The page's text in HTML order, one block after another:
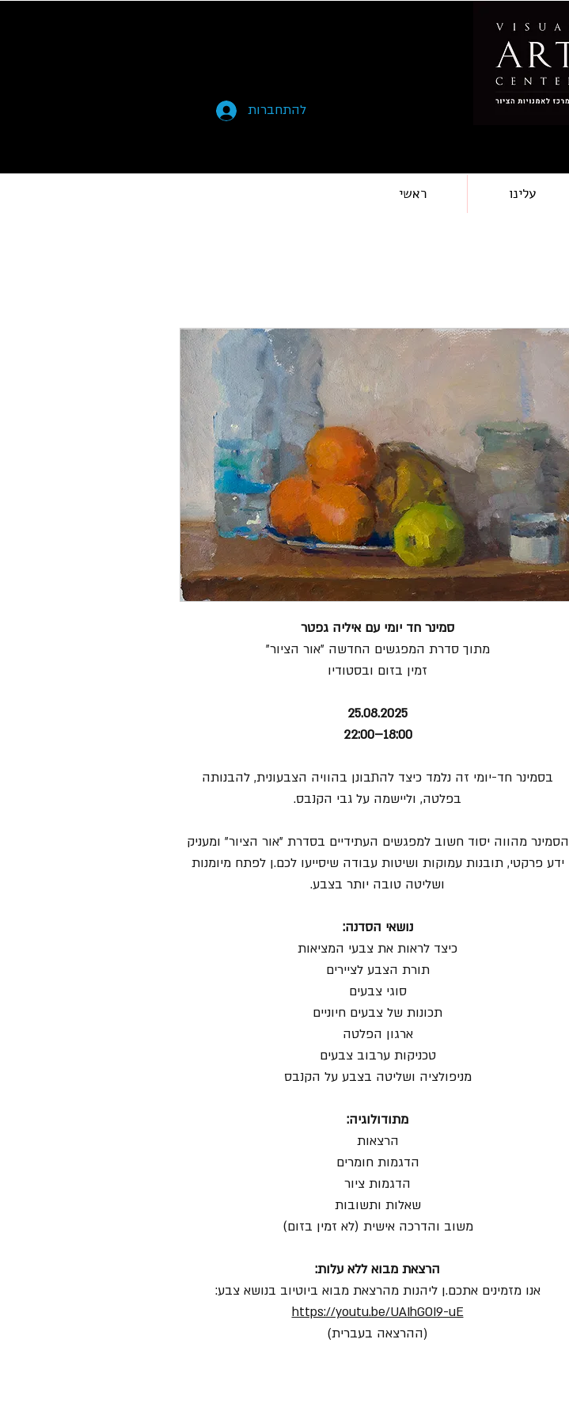
להתחברות
סמינר חד יומי עם איליה גפטר
מתוך סדרת המפגשים החדשה "אור הציור"
זמין בזום ובסטודיו
25.08.2025
18:00–22:00
בסמינר חד-יומי זה נלמד כיצד להתבונן בהוויה הצבעונית, להבנותה
בפלטה, וליישמה על גבי הקנבס.
הסמינר מהווה יסוד חשוב למפגשים העתידיים בסדרת "אור הציור" ומעניק
ידע פרקטי, תובנות עמוקות ושיטות עבודה שיסייעו לכם.ן לפתח מיומנות
ושליטה טובה יותר בצבע.
נושאי הסדנה:
כיצד לראות את צבעי המציאות
תורת הצבע לציירים
סוגי צבעים
תכונות של צבעים חיוניים
ארגון הפלטה
טכניקות ערבוב צבעים
מניפולציה ושליטה בצבע על הקנבס
מתודולוגיה:
הרצאות
הדגמות חומרים
הדגמות ציור
שאלות ותשובות
משוב והדרכה אישית (לא זמין בזום)
הרצאת מבוא ללא עלות:
אנו מזמינים אתכם.ן ליהנות מהרצאת מבוא ביוטיוב בנושא צבע:
https://youtu.be/UAIhGOI9-uE
(ההרצאה בעברית)
ראשי עלינו